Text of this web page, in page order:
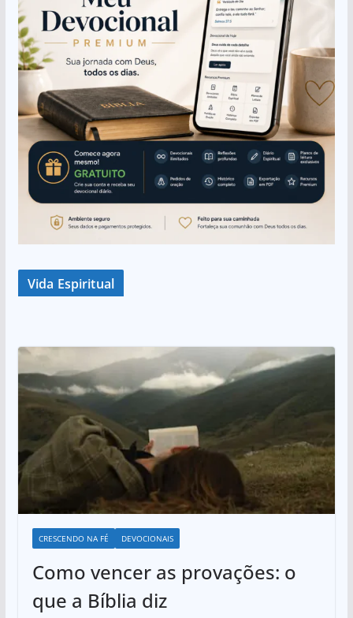
Vida Espiritual
CRESCENDO NA FÉ DEVOCIONAIS
Como vencer as provações: o
que a Bíblia diz